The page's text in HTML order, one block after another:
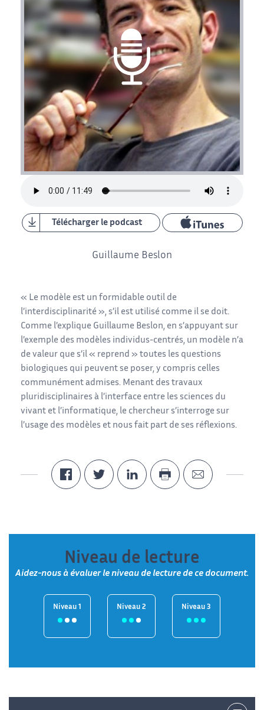
Télécharger le podcast
Guillaume Beslon
« Le modèle est un formidable outil de
l’interdisciplinarité », s’il est utilisé comme il se doit.
Comme l’explique Guillaume Beslon, en s’appuyant sur
l’exemple des modèles individus-centrés, un modèle n’a
de valeur que s’il « reprend » toutes les questions
biologiques qui peuvent se poser, y compris celles
communément admises. Menant des travaux
pluridisciplinaires à l’interface entre les sciences du
vivant et l’informatique, le chercheur s’interroge sur
l’usage des modèles et nous fait part de ses réflexions.
Niveau de lecture
Aidez-nous à évaluer le niveau de lecture de ce document.
Niveau 1 Niveau 2 Niveau 3